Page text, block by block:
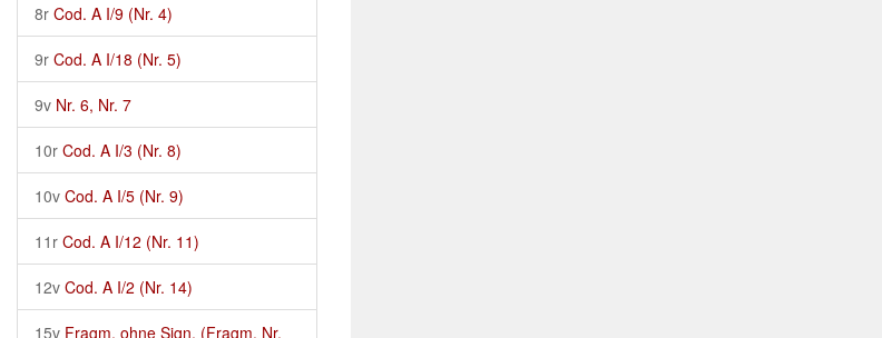
8r Cod. A I/9 (Nr. 4)
9r Cod. A I/18 (Nr. 5)
9v Nr. 6, Nr. 7
10r Cod. A I/3 (Nr. 8)
10v Cod. A I/5 (Nr. 9)
11r Cod. A I/12 (Nr. 11)
12v Cod. A I/2 (Nr. 14)
15v Fragm. ohne Sign. (Fragm. Nr.